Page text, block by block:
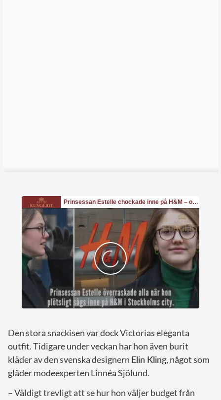
Den stora snackisen var dock Victorias eleganta
outfit. Tidigare under veckan har hon även burit
kläder av den svenska designern Elin Kling, något som
gläder modeexperten Linnéa Sjölund.
– Väldigt trevligt att se hur hon väljer budget från